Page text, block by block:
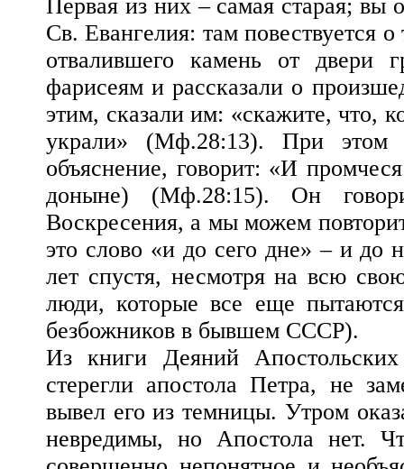
Первая из них – самая старая;
Св. Евангелия: там повествуется
отвалившего камень от
фарисеям и рассказали о
этим, сказали им: «скажите, что,
украли» (Мф.28:13). При этом
объяснение, говорит: «И
доныне) (Мф.28:15). Он
Воскресения, а мы можем
это слово «и до сего дне» – и до
лет спустя, несмотря на всю
люди, которые все еще
безбожников в бывшем СССР).
Из книги Деяний
стерегли апостола Петра, не
вывел его из темницы. Утром
невредимы, но Апостола нет.